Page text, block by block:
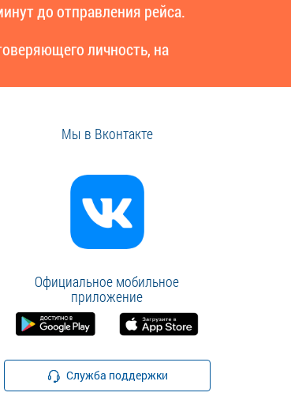
до отправления рейса.
личность, на
Мы в Вконтакте
Официальное мобильное
приложение
Служба поддержки